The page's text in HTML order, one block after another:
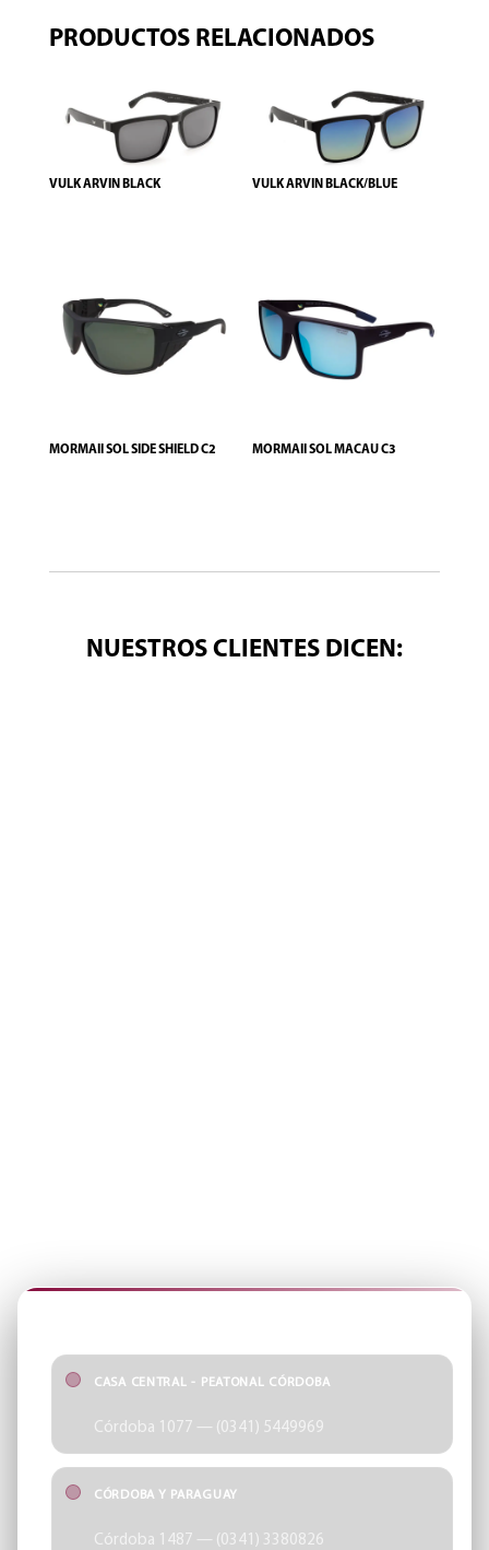
PRODUCTOS RELACIONADOS
VULK ARVIN BLACK VULK ARVIN BLACK/BLUE
MORMAII SOL SIDE SHIELD C2 MORMAII SOL MACAU C3
NUESTROS CLIENTES DICEN:
CASA CENTRAL - PEATONAL CÓRDOBA
Córdoba 1077 — (0341) 5449969
CÓRDOBA Y PARAGUAY
Córdoba 1487 — (0341) 3380826